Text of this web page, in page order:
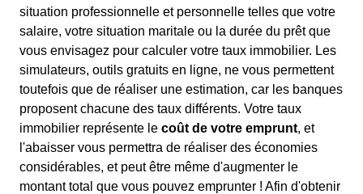
situation professionnelle et personnelle telles que votre
salaire, votre situation maritale ou la durée du prêt que
vous envisagez pour calculer votre taux immobilier. Les
simulateurs, outils gratuits en ligne, ne vous permettent
toutefois que de réaliser une estimation, car les banques
proposent chacune des taux différents. Votre taux
immobilier représente le coût de votre emprunt, et
l'abaisser vous permettra de réaliser des économies
considérables, et peut être même d'augmenter le
montant total que vous pouvez emprunter ! Afin d'obtenir